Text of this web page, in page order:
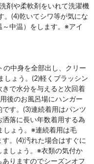
剤や柔軟剤をいれて洗濯機
。(4)乾いてシワ等が気にな
中温）をします。※アイ
の中身を全部出し、クリー
しょう。(2)軽くブラッシン
で水分を与えると次回着
後のお風呂場にハンガー
す。(3)連続着用はパンツ
落に長い年数着用する為
しょう。※連続着用は毛
。(4)汚れた場合はすぐに
ましょう。※衣類の気付か
りますのでシーズンオフ